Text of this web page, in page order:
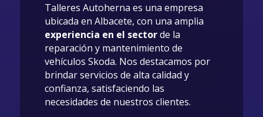
Talleres Autoherna es una empresa
ubicada en Albacete, con una amplia
experiencia en el sectorde la
reparación y mantenimiento de
vehículos Skoda. Nos destacamos por
brindar servicios de alta calidad y
confianza, satisfaciendo las
necesidades de nuestros clientes.